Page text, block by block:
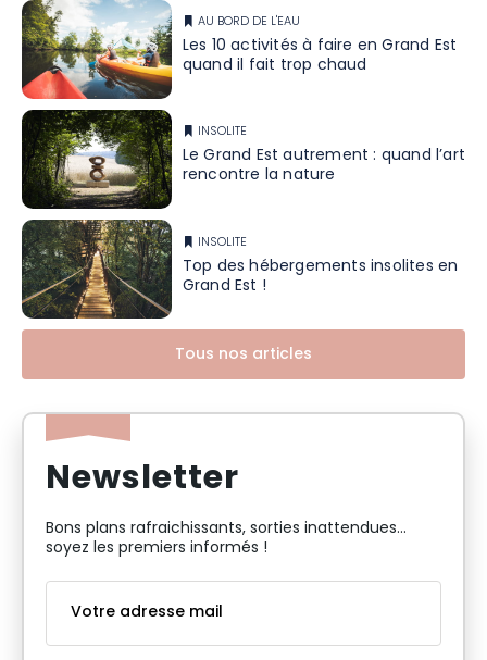
AU BORD DE L'EAU
Les 10 activités à faire en Grand Est
quand il fait trop chaud
INSOLITE
Le Grand Est autrement : quand l’art
rencontre la nature
INSOLITE
Top des hébergements insolites en
Grand Est !
Tous nos articles
Newsletter
Bons plans rafraichissants, sorties inattendues…
soyez les premiers informés !